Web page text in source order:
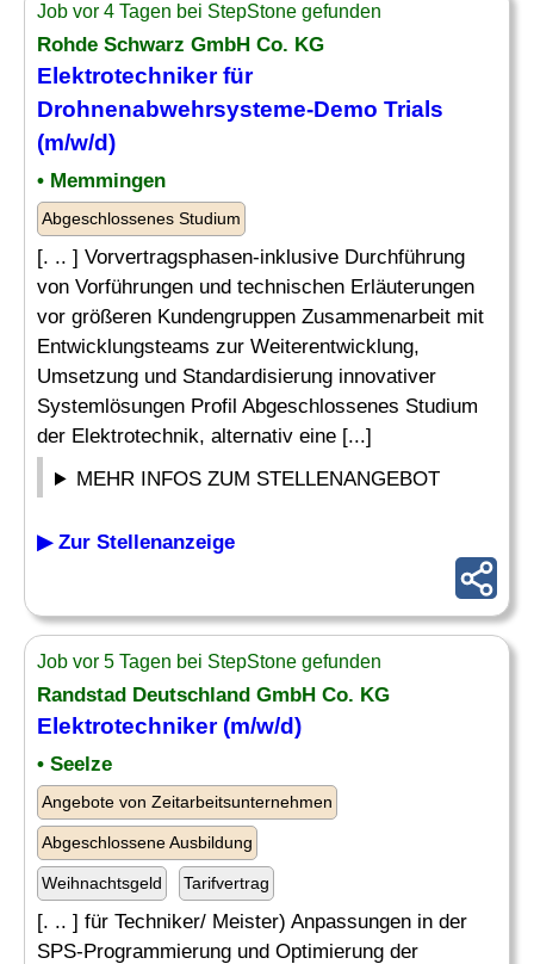
Job vor 4 Tagen bei StepStone gefunden
Rohde Schwarz GmbH Co. KG
Elektrotechnikerfür
Drohnenabwehrsysteme-Demo Trials
(m/w/d)
• Memmingen
Abgeschlossenes Studium
[. .. ] Vorvertragsphasen-inklusive Durchführung
von Vorführungen und technischen Erläuterungen
vor größeren Kundengruppen Zusammenarbeit mit
Entwicklungsteams zur Weiterentwicklung,
Umsetzung und Standardisierung innovativer
Systemlösungen Profil Abgeschlossenes Studium
der Elektrotechnik, alternativ eine [...]
MEHR INFOS ZUM STELLENANGEBOT
▶ Zur Stellenanzeige
Job vor 5 Tagen bei StepStone gefunden
Randstad Deutschland GmbH Co. KG
Elektrotechniker(m/w/d)
• Seelze
Angebote von Zeitarbeitsunternehmen
Abgeschlossene Ausbildung
Weihnachtsgeld Tarifvertrag
[. .. ] für Techniker/ Meister) Anpassungen in der
SPS-Programmierung und Optimierung der